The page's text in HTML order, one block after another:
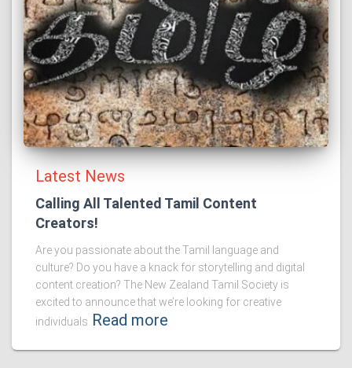
Latest News
Calling All Talented Tamil Content
Creators!
Are you passionate about the Tamil language and
culture? Do you have a knack for storytelling and digital
content creation? The New Zealand Tamil Society is
excited to announce that we’re looking for creative
individuals Read more